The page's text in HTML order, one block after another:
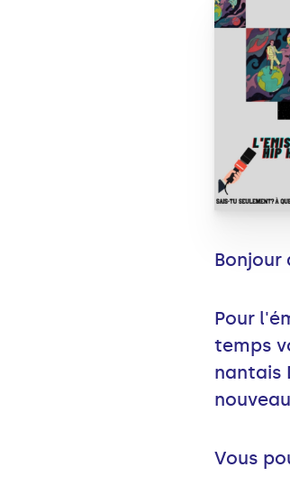
Bonjour
Pour
temps
nantais
Vous